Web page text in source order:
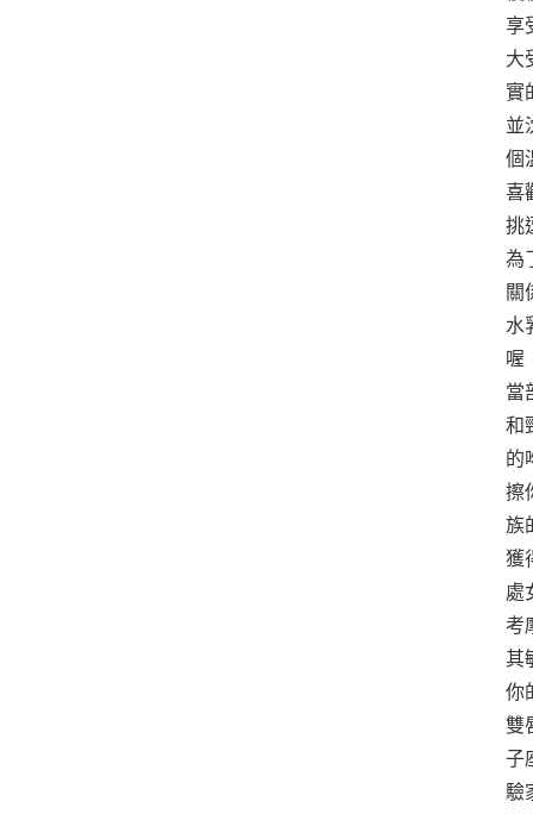
享
大
實
並
個
喜
挑
為
關
水
喔
當
和
的
擦
族
獲
處
考
其
你
雙
子
驗